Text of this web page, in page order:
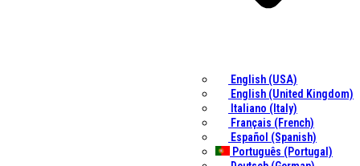
English (USA)
English (United Kingdom)
Italiano (Italy)
Français (French)
Español (Spanish)
Português (Portugal)